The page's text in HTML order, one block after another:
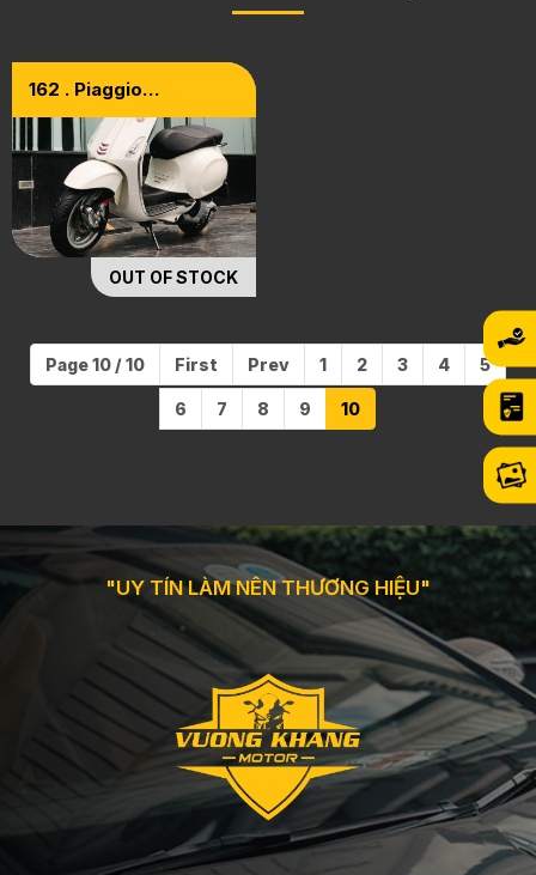
162 . Piaggio
OUT OF STOCK
Page 10 / 10 First Prev 1 2 3 4 5
6 7 8 9 10
"UY TÍN LÀM NÊN THƯƠNG HIỆU"